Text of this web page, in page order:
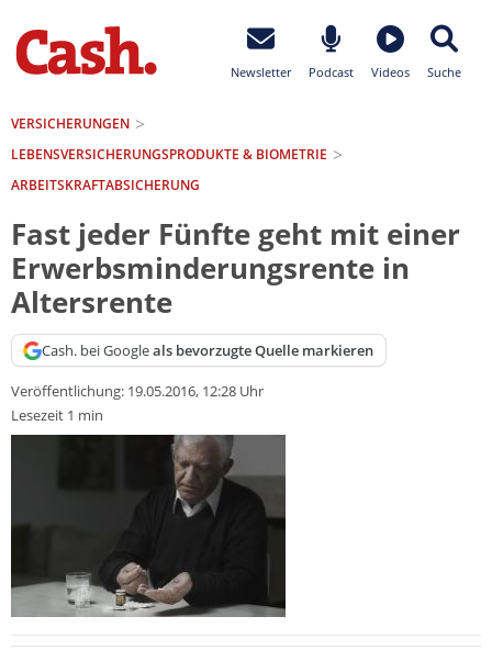
Newsletter Podcast Videos Suche
VERSICHERUNGEN
LEBENSVERSICHERUNGS­PRODUKTE & BIOMETRIE
ARBEITSKRAFTABSICHERUNG
Fast jeder Fünfte geht mit einer
Erwerbsminderungsrente in
Altersrente
Cash. bei Googleals bevorzugte Quelle markieren
Veröffentlichung: 19.05.2016, 12:28 Uhr
Lesezeit 1 min